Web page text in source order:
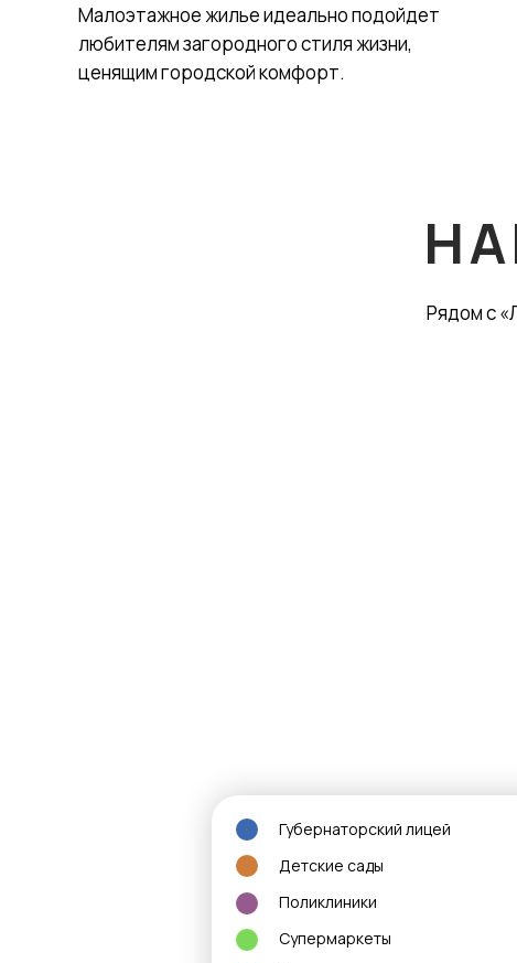
Малоэтажное жилье идеально подойдет
любителям загородного стиля жизни,
ценящим городской комфорт.
Рядом с
Губернаторский лицей
Детские сады
Поликлиники
Супермаркеты